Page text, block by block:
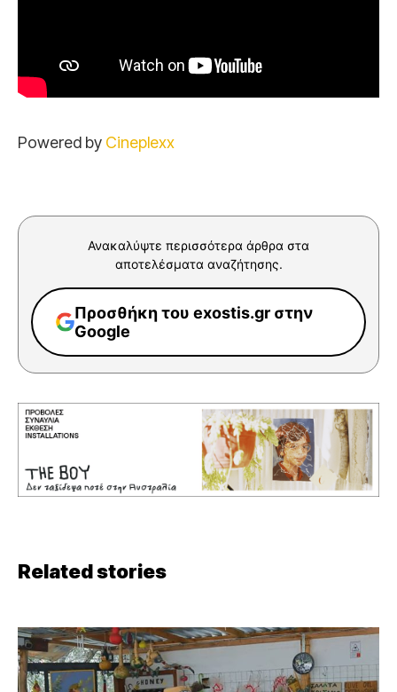
Powered by Cineplexx
Ανακαλύψτε περισσότερα άρθρα στα
αποτελέσματα αναζήτησης.
Προσθήκη του exostis.gr στην
Google
Related stories